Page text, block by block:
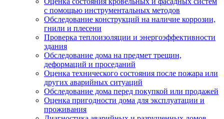
с помощью инструментальных методов
Обследование конструкций на наличие коррозии,
гнили и плесени
Проверка теплоизоляции и энергоэффективности
здания
Обследование дома на предмет трещин,
деформаций и проседаний
Оценка технического состояния после пожара или
других аварийных ситуаций
Обследование дома перед покупкой или продажей
Оценка пригодности дома для эксплуатации и
проживания